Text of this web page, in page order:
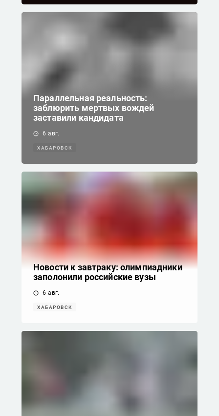
Параллельная реальность:
заблюрить мертвых вождей
заставили кандидата
6 авг.
ХАБАРОВСК
Новости к завтраку: олимпиадники
заполонили российские вузы
6 авг.
ХАБАРОВСК